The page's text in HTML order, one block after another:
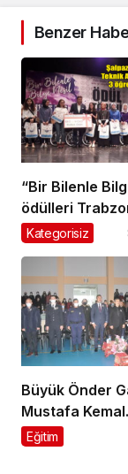
Benzer
“Bir Bilenle
ödülleri
dağıtıldı
Kategorisiz
Büyük Önder
Mustafa Kemal
Atatürk’ü
Eğitim